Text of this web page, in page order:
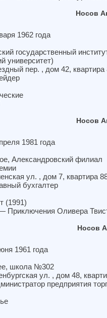
Носов
1962 года
государственный
университет)
пер. , дом 42, квартира
Носов
1981 года
Александровский филиал
ул. , дом 7, квартира
бухгалтер
(1991)
Приключения Оливера
Носов
1961 года
школа №302
ул. , дом 48,
предприятия